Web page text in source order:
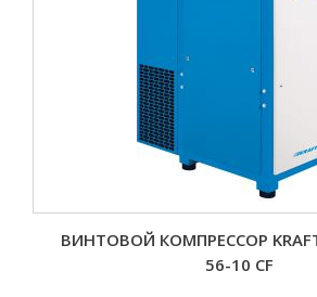
ВИНТОВОЙ КОМПРЕССОР
56-10 CF